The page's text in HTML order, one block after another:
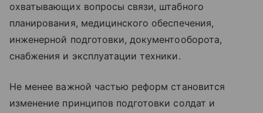
охватывающих вопросы связи, штабного
планирования, медицинского обеспечения,
инженерной подготовки, документооборота,
снабжения и эксплуатации техники.
Не менее важной частью реформ становится
изменение принципов подготовки солдат и